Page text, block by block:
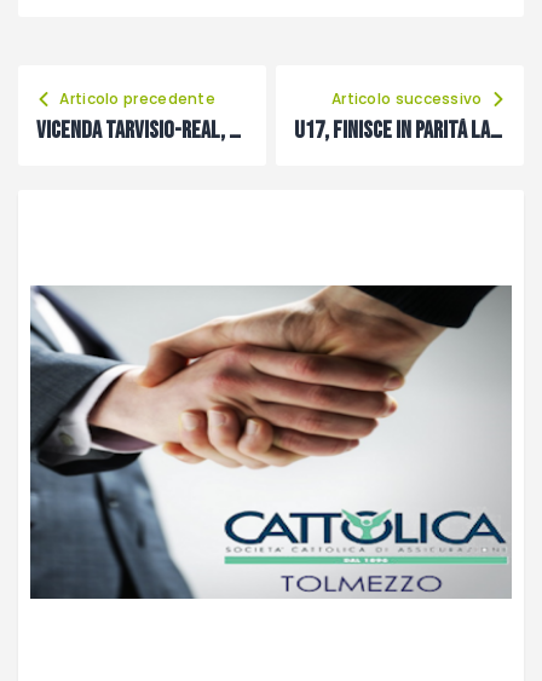
Articolo precedente
Vicenda Tarvisio-Real, parola a Maurizio Plazzotta
Articolo successivo
U17, finisce in parità la ripetizione di Cavazzo-Forum Julii